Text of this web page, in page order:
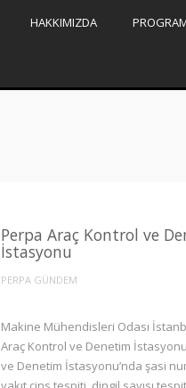
HAKKIMIZDA
Perpa Araç Kontrol ve
İstasyonu
PERPA GÜNDEM
Makine Mühendisleri Odası
Araç Kontrol ve Denetim
ve Denetim İstasyonu’nda şasi